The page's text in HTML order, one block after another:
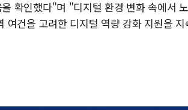
확인했다"며 "디지털 환경 변화 속에서
여건을 고려한 디지털 역량 강화 지원을